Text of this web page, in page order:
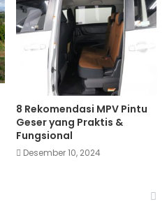
8 Rekomendasi MPV Pintu
Geser yang Praktis &
Fungsional
Desember 10, 2024